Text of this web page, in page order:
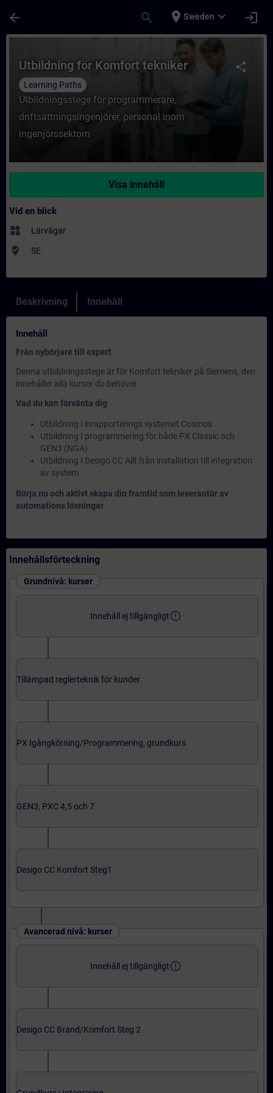
arrow_back search place Sweden expand_more login
Kurs - Utbildning för Komfort tekniker -
share
Utbildning för Komfort tekniker
Learning Paths
Utbildningsstege för programmerare,
driftsättningsingenjörer, personal inom
ingenjörssektorn
Visa innehåll
Vid en blick
widgets Lärvägar
where_to_vote SE
Beskrivning Innehåll
Innehåll
Från nybörjare till expert
Denna utbildningsstege är för Komfort tekniker på Siemens, den
innehåller alla kurser du behöver.
Vad du kan förvänta dig
Utbildning i inrapporterings systemet Cosmos
Utbildning I programmering för både PX Classic och
GEN3 (NGA)
Utbildning I Desigo CC Allt från installation till integration
av system
Börja nu och aktivt skapa din framtid som leverantör av
automations lösningar
Innehållsförteckning
Grundnivå: kurser
Innehåll ej tillgängligterror_outline
Tillämpad reglerteknik för kunder
PX Igångkörning/Programmering, grundkurs
GEN3, PXC 4,5 och 7
Desigo CC Komfort Steg1
Avancerad nivå: kurser
Innehåll ej tillgängligterror_outline
Desigo CC Brand/Komfort Steg 2